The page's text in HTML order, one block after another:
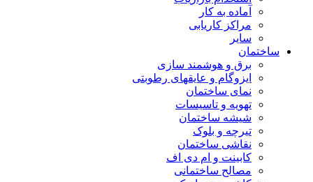
آماده به کار
مراکز کاریابی
سایر
ساختمان
برق و هوشمند سازی
ایزوگام و عایقهای رطوبتی
نمای ساختمان
تهویه و تاسیسات
شیشه ساختمان
تیرچه و بلوک
نقاشی ساختمان
کابینت و ام دی اف
مصالح ساختمانی